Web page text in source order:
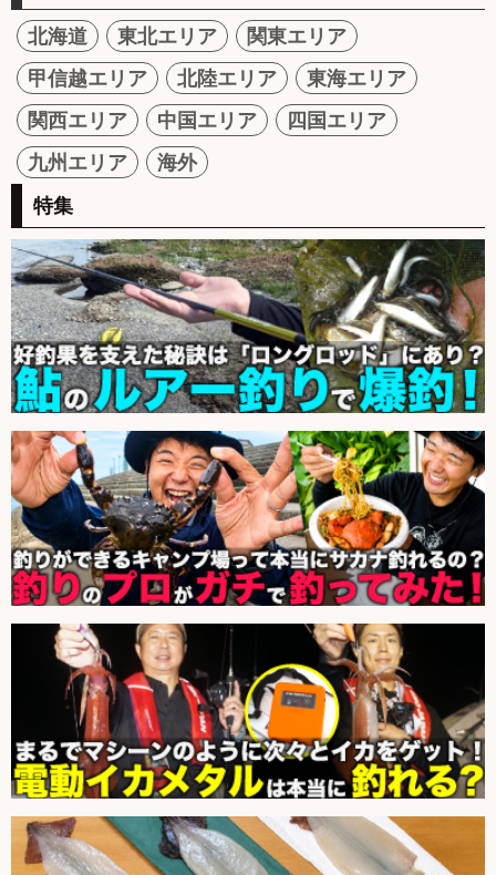
北海道 東北エリア
関東エリア
甲信越エリア
北陸エリア
東海エリア
関西エリア
中国エリア
四国エリア
九州エリア
海外
特集